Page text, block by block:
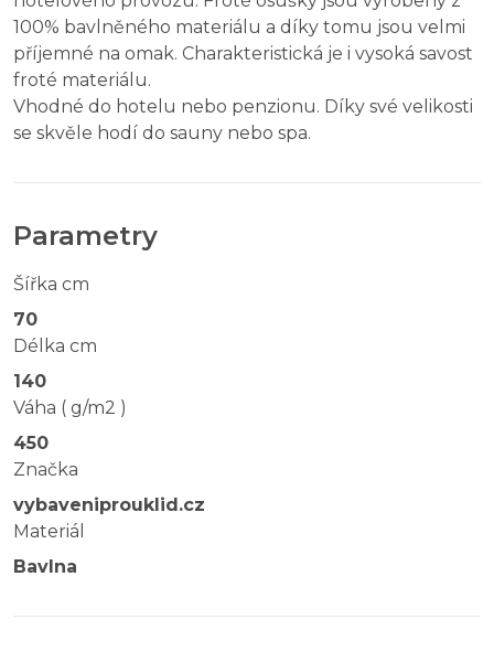
100% bavlněného materiálu a díky tomu jsou velmi
příjemné na omak. Charakteristická je i vysoká savost
froté materiálu.
Vhodné do hotelu nebo penzionu. Díky své velikosti
se skvěle hodí do sauny nebo spa.
Parametry
Šířka cm
70
Délka cm
140
Váha ( g/m2 )
450
Značka
vybaveniprouklid.cz
Materiál
Bavlna